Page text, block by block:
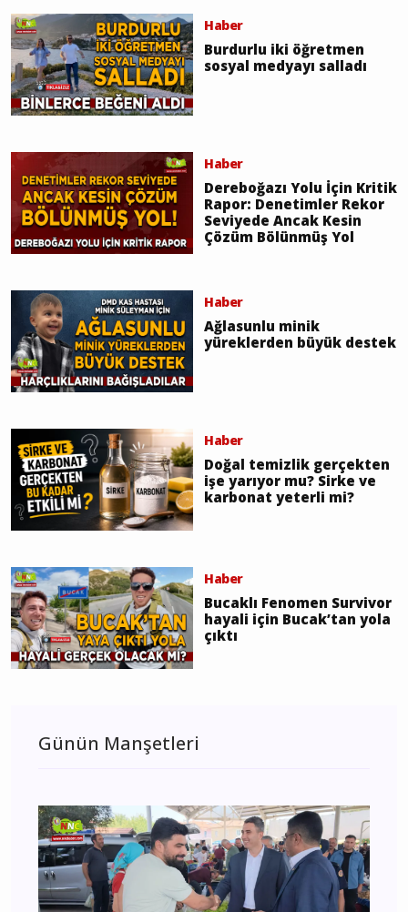
Haber
Burdurlu iki öğretmen
sosyal medyayı salladı
Haber
Dereboğazı Yolu İçin Kritik
Rapor: Denetimler Rekor
Seviyede Ancak Kesin
Çözüm Bölünmüş Yol
Haber
Ağlasunlu minik
yüreklerden büyük destek
Haber
Doğal temizlik gerçekten
işe yarıyor mu? Sirke ve
karbonat yeterli mi?
Haber
Bucaklı Fenomen Survivor
hayali için Bucak’tan yola
çıktı
Günün Manşetleri